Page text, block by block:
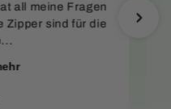
all meine Fragen
Zipper sind für die